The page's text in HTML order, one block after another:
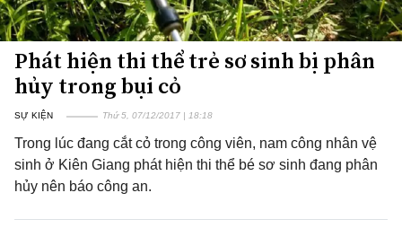
Phát hiện thi thể trẻ sơ sinh bị phân
hủy trong bụi cỏ
SỰ KIỆN Thứ 5, 07/12/2017 | 18:18
Trong lúc đang cắt cỏ trong công viên, nam công nhân vệ
sinh ở Kiên Giang phát hiện thi thể bé sơ sinh đang phân
hủy nên báo công an.